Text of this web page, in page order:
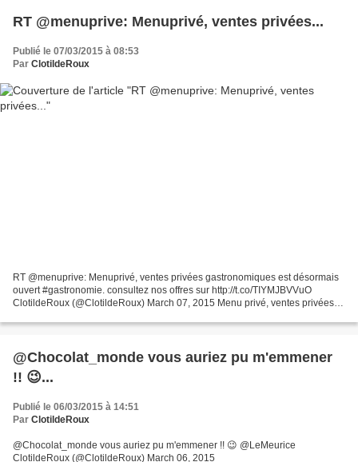
RT @menuprive: Menuprivé, ventes privées...
Publié le 07/03/2015 à 08:53
Par ClotildeRoux
RT @menuprive: Menuprivé, ventes privées gastronomiques est désormais
ouvert #gastronomie. consultez nos offres sur http://t.co/TIYMJBVVuO
ClotildeRoux (@ClotildeRoux) March 07, 2015 Menu privé, ventes privées
@Chocolat_monde vous auriez pu m'emmener
!! 😉...
Publié le 06/03/2015 à 14:51
Par ClotildeRoux
@Chocolat_monde vous auriez pu m'emmener !! 😉 @LeMeurice
ClotildeRoux (@ClotildeRoux) March 06, 2015